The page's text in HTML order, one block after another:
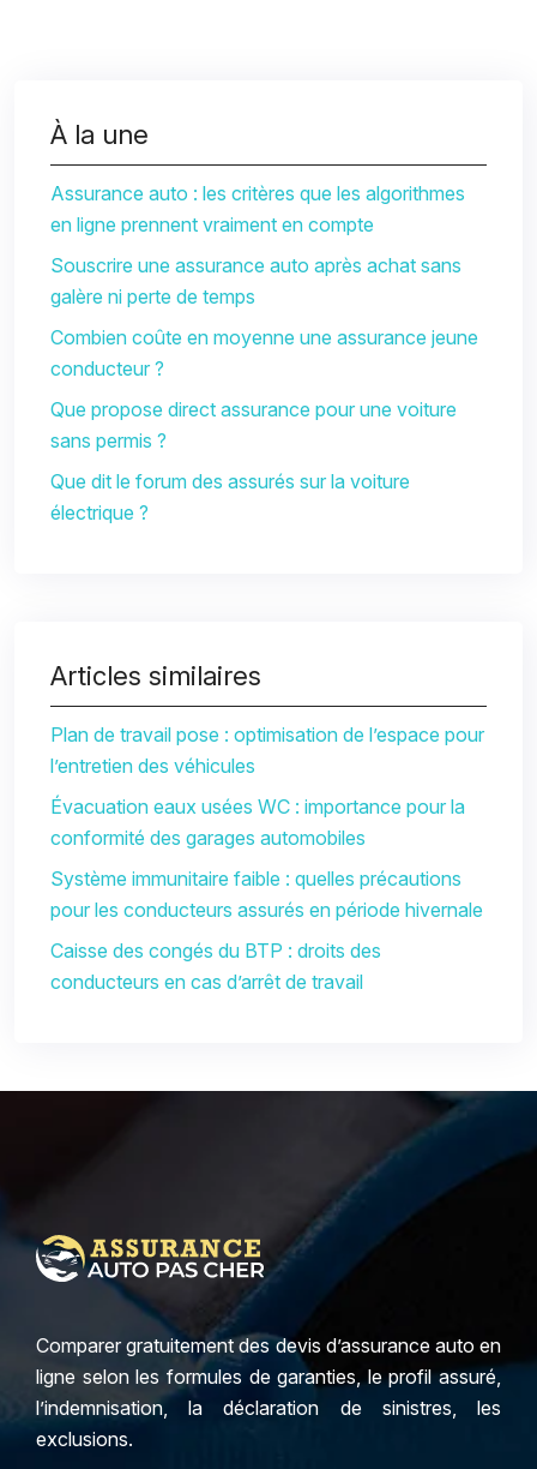
À la une
Assurance auto : les critères que les algorithmes
en ligne prennent vraiment en compte
Souscrire une assurance auto après achat sans
galère ni perte de temps
Combien coûte en moyenne une assurance jeune
conducteur ?
Que propose direct assurance pour une voiture
sans permis ?
Que dit le forum des assurés sur la voiture
électrique ?
Articles similaires
Plan de travail pose : optimisation de l’espace pour
l’entretien des véhicules
Évacuation eaux usées WC : importance pour la
conformité des garages automobiles
Système immunitaire faible : quelles précautions
pour les conducteurs assurés en période hivernale
Caisse des congés du BTP : droits des
conducteurs en cas d’arrêt de travail
Comparer gratuitement des devis d’assurance auto en
ligne selon les formules de garanties, le profil assuré,
l’indemnisation, la déclaration de sinistres, les
exclusions.